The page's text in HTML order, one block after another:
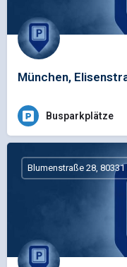
München,
Busparkplätze
Blumenstraße 28,